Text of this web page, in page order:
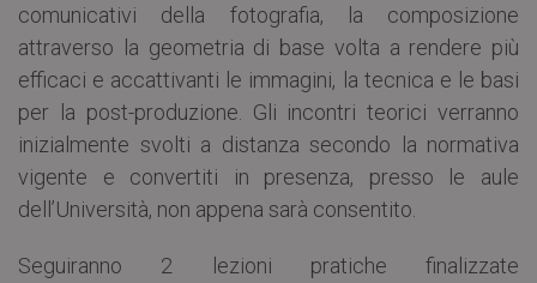
comunicativi della fotografia, la composizione
attraverso la geometria di base volta a rendere più
efficaci e accattivanti le immagini, la tecnica e le basi
per la post-produzione. Gli incontri teorici verranno
inizialmente svolti a distanza secondo la normativa
vigente e convertiti in presenza, presso le aule
dell’Università, non appena sarà consentito.
Seguiranno 2 lezioni pratiche finalizzate